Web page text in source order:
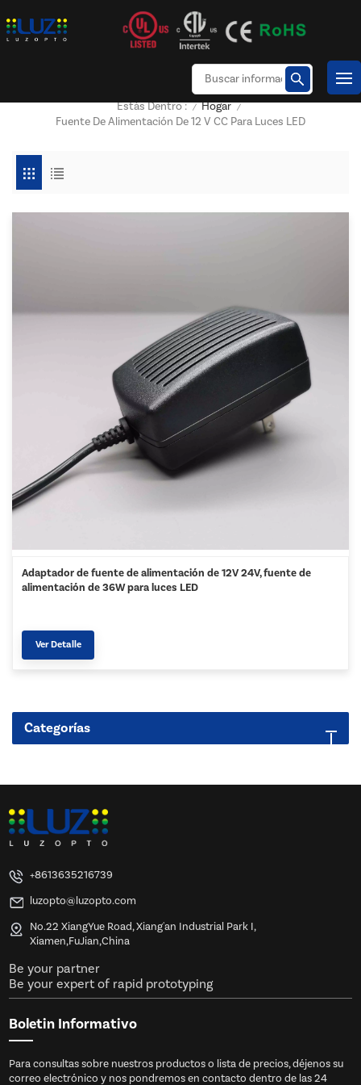
Estás Dentro : / Hogar /
Fuente De Alimentación De 12 V CC Para Luces LED
Adaptador de fuente de alimentación de 12V 24V, fuente de
alimentación de 36W para luces LED
Ver Detalle
Categorías
+8613635216739
luzopto@luzopto.com
No.22 XiangYue Road, Xiang'an Industrial Park I,
Xiamen,FuJian,China
Be your partner
Be your expert of rapid prototyping
Boletin Informativo
Para consultas sobre nuestros productos o lista de precios, déjenos su
correo electrónico y nos pondremos en contacto dentro de las 24